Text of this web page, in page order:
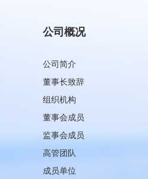
公司概况
公司简介
董事长致辞
组织机构
董事会成员
监事会成员
高管团队
成员单位